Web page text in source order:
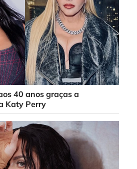
40 anos graças a
Katy Perry